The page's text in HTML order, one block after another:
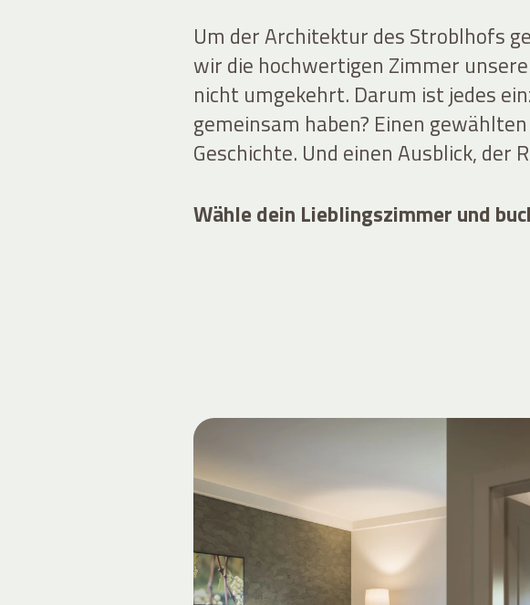
Um der Architektur des Stroblhofs
wir die hochwertigen Zimmer
nicht umgekehrt. Darum ist jedes
gemeinsam haben? Einen
Geschichte. Und einen Ausblick, der
Wähle dein Lieblingszimmer und